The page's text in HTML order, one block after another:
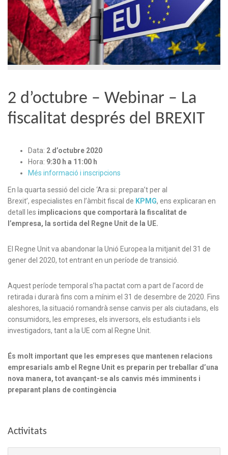
2 d’octubre – Webinar – La
fiscalitat després del BREXIT
Data: 2 d’octubre 2020
Hora: 9:30 h a 11:00 h
Més informació i inscripcions
En la quarta sessió del cicle ‘Ara si: prepara’t per al
Brexit’, especialistes en l’àmbit fiscal de KPMG, ens explicaran en
detall les implicacions que comportarà la fiscalitat de
l’empresa, la sortida del Regne Unit de la UE.
El Regne Unit va abandonar la Unió Europea la mitjanit del 31 de
gener del 2020, tot entrant en un període de transició.
Aquest període temporal s’ha pactat com a part de l’acord de
retirada i durarà fins com a mínim el 31 de desembre de 2020. Fins
aleshores, la situació romandrà sense canvis per als ciutadans, els
consumidors, les empreses, els inversors, els estudiants i els
investigadors, tant a la UE com al Regne Unit.
És molt important que les empreses que mantenen relacions
empresarials amb el Regne Unit es preparin per treballar d’una
nova manera, tot avançant-se als canvis més imminents i
preparant plans de contingència
Activitats